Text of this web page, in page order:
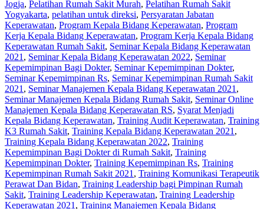
Jogja, Pelatihan Rumah Sakit Murah, Pelatihan Rumah Sakit
Yogyakarta, pelatihan untuk direksi, Persyaratan Jabatan
Keperawatan, Program Kepala Bidang Keperawatan, Program
Kerja Kepala Bidang Keperawatan, Program Kerja Kepala Bidang
Keperawatan Rumah Sakit, Seminar Kepala Bidang Keperawatan
2021 , Seminar Kepala Bidang Keperawatan 2022, Seminar
Kepemimpinan Bagi Dokter, Seminar Kepemimpinan Dokter,
Seminar Kepemimpinan Rs, Seminar Kepemimpinan Rumah Sakit
2021 , Seminar Manajemen Kepala Bidang Keperawatan 2021 ,
Seminar Manajemen Kepala Bidang Rumah Sakit, Seminar Online
Manajemen Kepala Bidang Keperawatan RS, Syarat Menjadi
Kepala Bidang Keperawatan, Training Audit Keperawatan, Training
K3 Rumah Sakit, Training Kepala Bidang Keperawatan 2021 ,
Training Kepala Bidang Keperawatan 2022, Training
Kepemimpinan Bagi Dokter di Rumah Sakit, Training
Kepemimpinan Dokter, Training Kepemimpinan Rs, Training
Kepemimpinan Rumah Sakit 2021 , Training Komunikasi Terapeutik
Perawat Dan Bidan, Training Leadership bagi Pimpinan Rumah
Sakit, Training Leadership Keperawatan, Training Leadership
Keperawatan 2021 , Training Manajemen Kepala Bidang